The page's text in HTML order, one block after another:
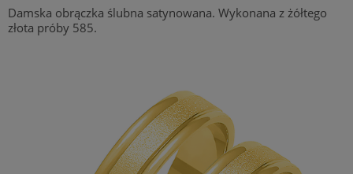
Damska obrączka ślubna satynowana. Wykonana z żółtego
złota próby 585.